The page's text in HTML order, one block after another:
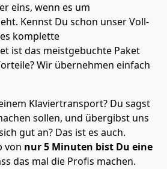
eins, wenn es um
Kennst Du schon unser Voll-
komplette
ist das meistgebuchte Paket
Wir übernehmen einfach
Klaviertransport? Du sagst
sollen, und übergibst uns
gut an? Das ist es auch.
von nur 5 Minuten bist Du eine
das mal die Profis machen.